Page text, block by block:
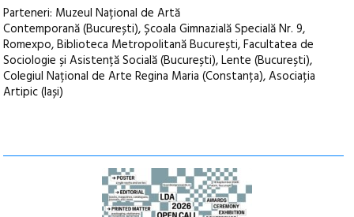
Parteneri: Muzeul Național de Artă
Contemporană (București), Școala Gimnazială Specială Nr. 9,
Romexpo, Biblioteca Metropolitană București, Facultatea de
Sociologie și Asistență Socială (București), Lente (București),
Colegiul Național de Arte Regina Maria (Constanța), Asociația
Artipic (Iași)